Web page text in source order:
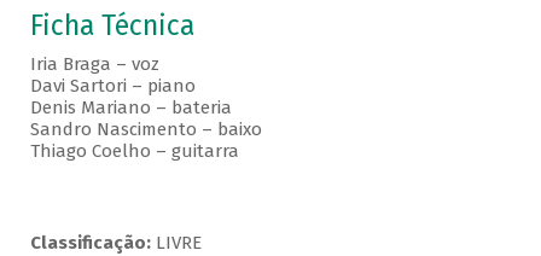
Ficha Técnica
Iria Braga – voz
Davi Sartori – piano
Denis Mariano – bateria
Sandro Nascimento – baixo
Thiago Coelho – guitarra
Classificação: LIVRE